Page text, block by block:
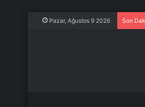
Pazar, Ağustos 9 2026 Son